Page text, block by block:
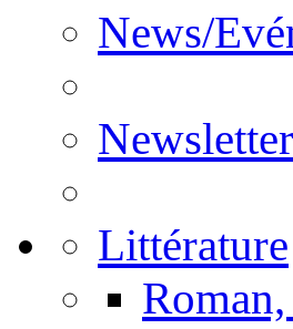
News/
Newsletter
Littérature